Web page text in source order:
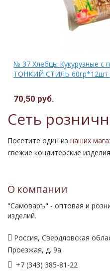
№ 37 Хлебцы Кукурузные с
ТОНКИЙ СТИЛЬ 60гр*12шт
70,50 руб.
Сеть
Посетите один из наших
свежие кондитерские
О компании
"Самоваръ" - оптовая и
изделий.
Россия, Свердловская
Проезжая, д. 9а
+7 (343) 385-81-22